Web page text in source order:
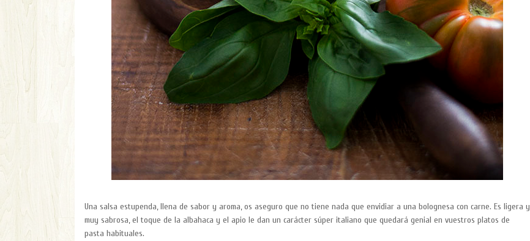
Una salsa estupenda, llena de sabor y aroma, os aseguro que no tiene nada que envidiar a una bolognesa con carne. Es ligera y
muy sabrosa, el toque de la albahaca y el apio le dan un carácter súper italiano que quedará genial en vuestros platos de
pasta habituales.